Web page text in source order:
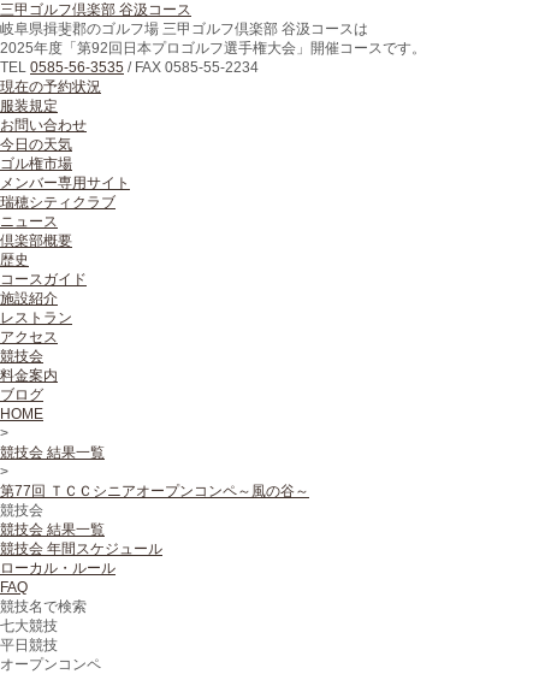
三甲ゴルフ倶楽部 谷汲コース
岐阜県揖斐郡のゴルフ場 三甲ゴルフ倶楽部 谷汲コースは
2025年度「第92回日本プロゴルフ選手権大会」開催コースです。
TEL 0585-56-3535 / FAX 0585-55-2234
現在の予約状況
服装規定
お問い合わせ
今日の天気
ゴル権市場
メンバー専用サイト
瑞穂シティクラブ
ニュース
倶楽部概要
歴史
コースガイド
施設紹介
レストラン
アクセス
競技会
料金案内
ブログ
HOME
>
競技会 結果一覧
>
第77回 ＴＣＣシニアオープンコンペ～風の谷～
競技会
競技会 結果一覧
競技会 年間スケジュール
ローカル・ルール
FAQ
競技名で検索
七大競技
平日競技
オープンコンペ